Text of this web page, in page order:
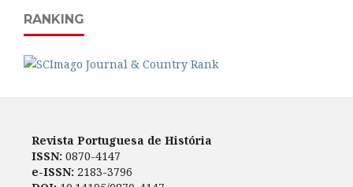
RANKING
Revista Portuguesa de História
ISSN: 0870-4147
e-ISSN: 2183-3796